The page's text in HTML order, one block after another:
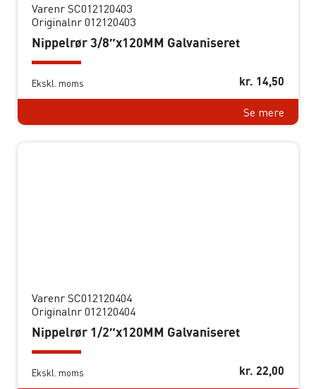
Varenr SC012120403
Originalnr 012120403
Nippelrør 3/8″x120MM Galvaniseret
Ekskl. moms kr. 14,50
Se mere
Varenr SC012120404
Originalnr 012120404
Nippelrør 1/2″x120MM Galvaniseret
Ekskl. moms kr. 22,00